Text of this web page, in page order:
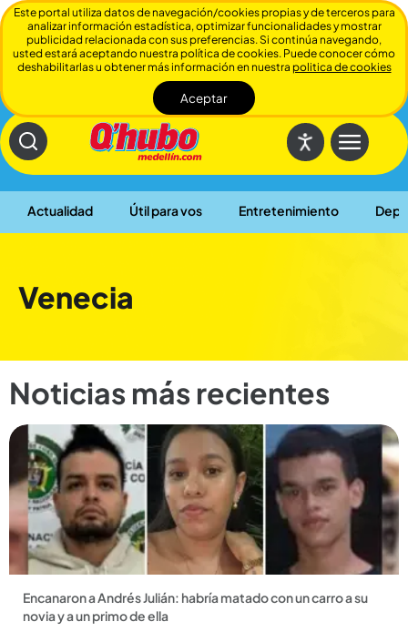
Actualidad Útil para vos Entretenimiento
Cerrar
Venecia
Noticias más recientes
Encanaron a Andrés Julián: habría matado con un carro a su
novia y a un primo de ella
Este portal utiliza datos de navegación/cookies propias y de terceros para
analizar información estadística, optimizar funcionalidades y mostrar
publicidad relacionada con sus preferencias. Si continúa navegando,
usted estará aceptando nuestra política de cookies. Puede conocer cómo
deshabilitarlas u obtener más información en nuestra politica de cookies
Aceptar